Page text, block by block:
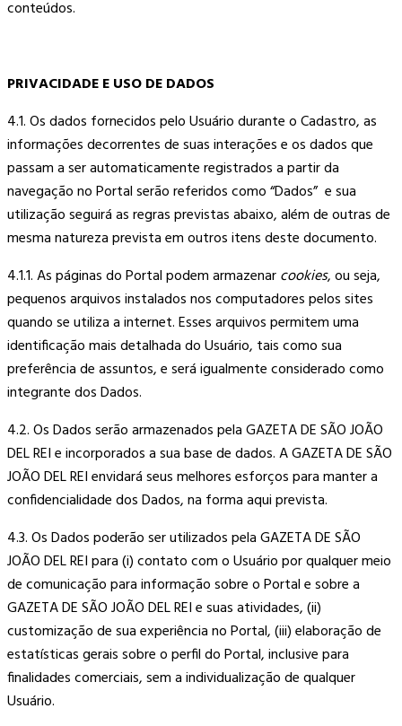
conteúdos.
PRIVACIDADE E USO DE DADOS
4.1. Os dados fornecidos pelo Usuário durante o Cadastro, as
informações decorrentes de suas interações e os dados que
passam a ser automaticamente registrados a partir da
navegação no Portal serão referidos como “Dados” e sua
utilização seguirá as regras previstas abaixo, além de outras de
mesma natureza prevista em outros itens deste documento.
4.1.1. As páginas do Portal podem armazenarcookies, ou seja,
pequenos arquivos instalados nos computadores pelos sites
quando se utiliza a internet. Esses arquivos permitem uma
identificação mais detalhada do Usuário, tais como sua
preferência de assuntos, e será igualmente considerado como
integrante dos Dados.
4.2. Os Dados serão armazenados pela GAZETA DE SÃO JOÃO
DEL REI e incorporados a sua base de dados. A GAZETA DE SÃO
JOÃO DEL REI envidará seus melhores esforços para manter a
confidencialidade dos Dados, na forma aqui prevista.
4.3. Os Dados poderão ser utilizados pela GAZETA DE SÃO
JOÃO DEL REI para (i) contato com o Usuário por qualquer meio
de comunicação para informação sobre o Portal e sobre a
GAZETA DE SÃO JOÃO DEL REI e suas atividades, (ii)
customização de sua experiência no Portal, (iii) elaboração de
estatísticas gerais sobre o perfil do Portal, inclusive para
finalidades comerciais, sem a individualização de qualquer
Usuário.